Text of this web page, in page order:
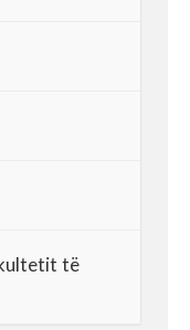
të